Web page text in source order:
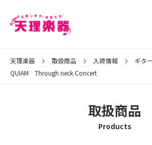
天理楽器 取扱商品 入荷情報 ギター
QUIAM Through neck Concert
取扱商品
Products